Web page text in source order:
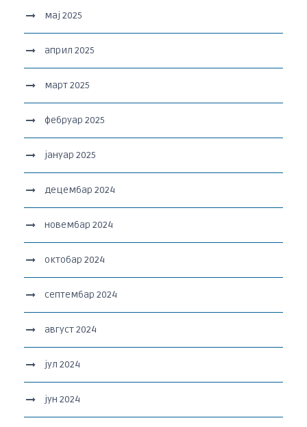
мај 2025
април 2025
март 2025
фебруар 2025
јануар 2025
децембар 2024
новембар 2024
октобар 2024
септембар 2024
август 2024
јул 2024
јун 2024